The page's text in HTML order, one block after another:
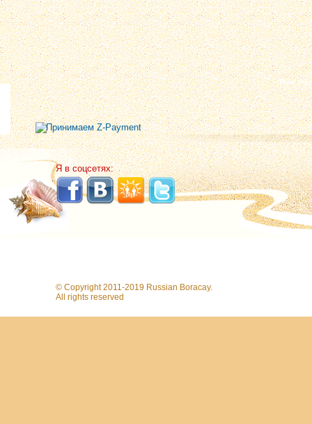
Я в соцсетях:
© Copyright 2011-2019 Russian Boracay.
All rights reserved